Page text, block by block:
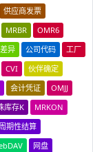
供应商发票
MRBR
OMR6
异 公司代码
工厂
CVI
伙伴确定
会计凭证
OMJJ
库存K
MRKON
期性结算
网盘